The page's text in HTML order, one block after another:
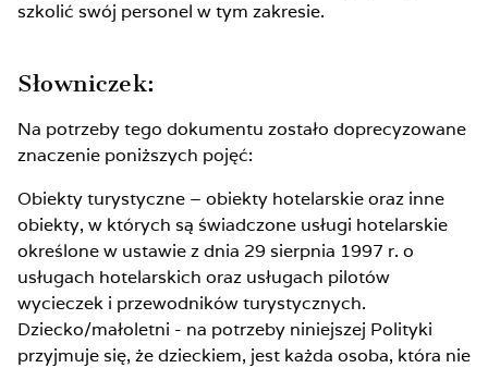
szkolić swój personel w tym zakresie.
Słowniczek:
Na potrzeby tego dokumentu zostało doprecyzowane
znaczenie poniższych pojęć:
Obiekty turystyczne – obiekty hotelarskie oraz inne
obiekty, w których są świadczone usługi hotelarskie
określone w ustawie z dnia 29 sierpnia 1997 r. o
usługach hotelarskich oraz usługach pilotów
wycieczek i przewodników turystycznych.
Dziecko/małoletni - na potrzeby niniejszej Polityki
przyjmuje się, że dzieckiem, jest każda osoba, która nie